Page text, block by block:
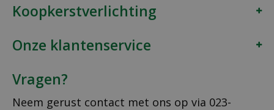
Koopkerstverlichting
Onze klantenservice
Vragen?
Neem gerust contact met ons op via 023-